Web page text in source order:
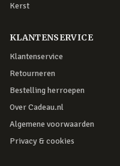
Kerst
KLANTENSERVICE
Klantenservice
Retourneren
Bestelling herroepen
Over Cadeau.nl
Algemene voorwaarden
Privacy & cookies